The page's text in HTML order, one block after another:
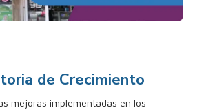
de Crecimiento
mejoras implementadas en los